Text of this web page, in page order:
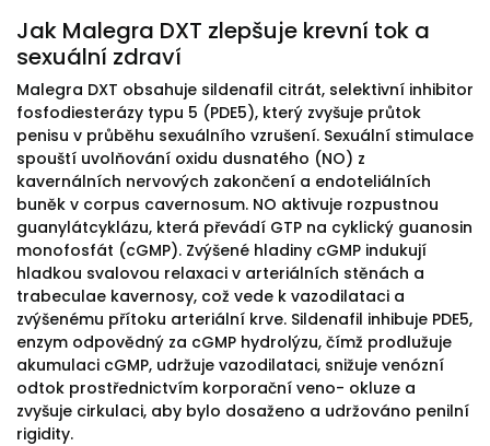
Jak Malegra DXT zlepšuje krevní tok a
sexuální zdraví
Malegra DXT obsahuje sildenafil citrát, selektivní inhibitor
fosfodiesterázy typu 5 (PDE5), který zvyšuje průtok
penisu v průběhu sexuálního vzrušení. Sexuální stimulace
spouští uvolňování oxidu dusnatého (NO) z
kavernálních nervových zakončení a endoteliálních
buněk v corpus cavernosum. NO aktivuje rozpustnou
guanylátcyklázu, která převádí GTP na cyklický guanosin
monofosfát (cGMP). Zvýšené hladiny cGMP indukují
hladkou svalovou relaxaci v arteriálních stěnách a
trabeculae kavernosy, což vede k vazodilataci a
zvýšenému přítoku arteriální krve. Sildenafil inhibuje PDE5,
enzym odpovědný za cGMP hydrolýzu, čímž prodlužuje
akumulaci cGMP, udržuje vazodilataci, snižuje venózní
odtok prostřednictvím korporační veno- okluze a
zvyšuje cirkulaci, aby bylo dosaženo a udržováno penilní
rigidity.